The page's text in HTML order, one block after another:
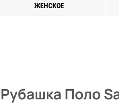
ЖЕНСКОЕ
Рубашка Поло